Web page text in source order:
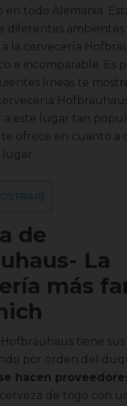
en todo Alemania.
diferentes
la cervecería
e incomparable. Es
líneas te
a este lugar tan
ofrece en cuanto a
lugar.
]
de
La
más
tiene sus
por orden del
hacen
de trigo con